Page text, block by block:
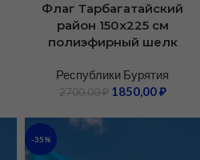
Флаг Тарбагатайский
район 150х225 см
полиэфирный шелк
Республики Бурятия
2700,00₽ 1850,00₽
-35%